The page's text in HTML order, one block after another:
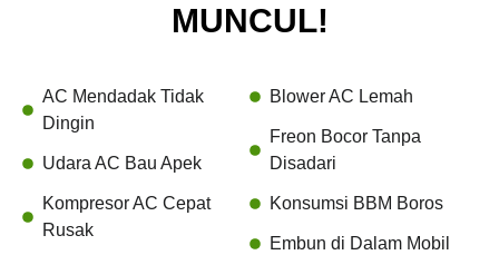
MUNCUL!
AC Mendadak Tidak
Dingin
Udara AC Bau Apek
Kompresor AC Cepat
Rusak
Blower AC Lemah
Freon Bocor Tanpa
Disadari
Konsumsi BBM Boros
Embun di Dalam Mobil